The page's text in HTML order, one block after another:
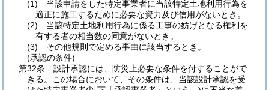
(1)
当該申請をした特定事業者に当該特定土地利用行為を
適正に施工するために必要な資力及び信用がないとき。
(2)
当該特定土地利用行為に係る工事の妨げとなる権利を
有する者の相当数の同意がないとき。
(3)
その他規則で定める事由に該当するとき。
(承認の条件)
第32条
設計承認には、防災上必要な条件を付することがで
きる。
この場合において、その条件は、当該設計承認を受